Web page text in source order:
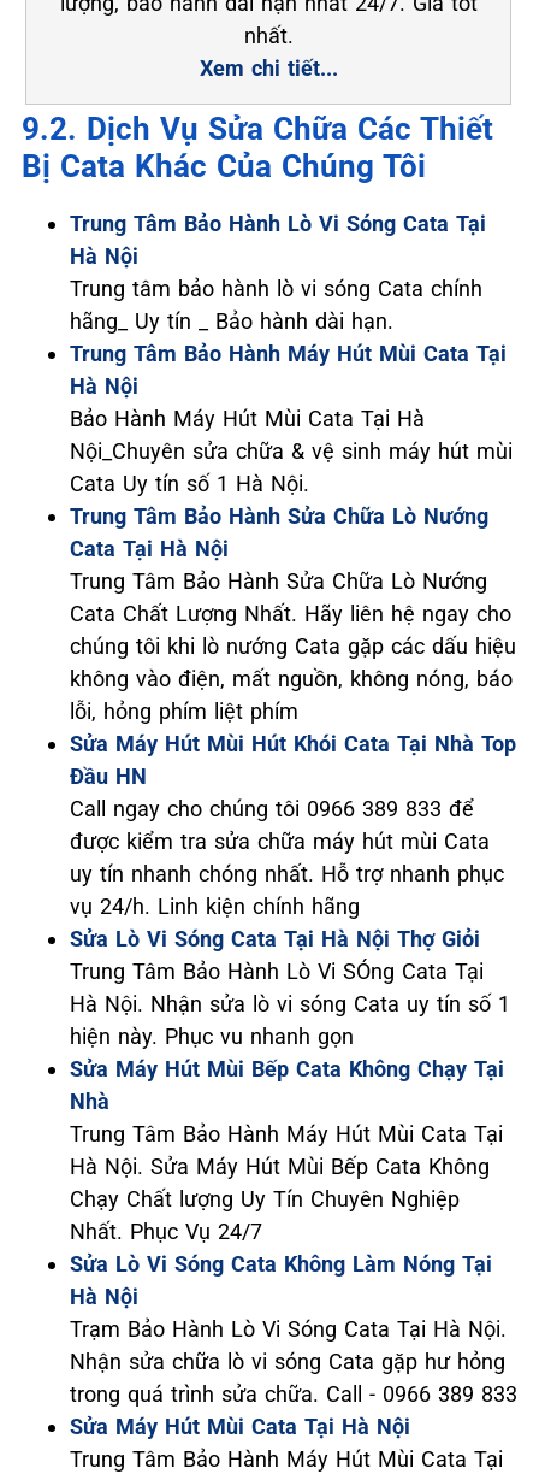
nhất.
Xem chi tiết...
9.2. Dịch Vụ Sửa Chữa Các Thiết
Bị Cata Khác Của Chúng Tôi
Trung Tâm Bảo Hành Lò Vi Sóng Cata Tại
Hà Nội
Trung tâm bảo hành lò vi sóng Cata chính
hãng_ Uy tín _ Bảo hành dài hạn.
Trung Tâm Bảo Hành Máy Hút Mùi Cata Tại
Hà Nội
Bảo Hành Máy Hút Mùi Cata Tại Hà
Nội_Chuyên sửa chữa & vệ sinh máy hút mùi
Cata Uy tín số 1 Hà Nội.
Trung Tâm Bảo Hành Sửa Chữa Lò Nướng
Cata Tại Hà Nội
Trung Tâm Bảo Hành Sửa Chữa Lò Nướng
Cata Chất Lượng Nhất. Hãy liên hệ ngay cho
chúng tôi khi lò nướng Cata gặp các dấu hiệu
không vào điện, mất nguồn, không nóng, báo
lỗi, hỏng phím liệt phím
Sửa Máy Hút Mùi Hút Khói Cata Tại Nhà Top
Đầu HN
Call ngay cho chúng tôi 0966 389 833 để
được kiểm tra sửa chữa máy hút mùi Cata
uy tín nhanh chóng nhất. Hỗ trợ nhanh phục
vụ 24/h. Linh kiện chính hãng
Sửa Lò Vi Sóng Cata Tại Hà Nội Thợ Giỏi
Trung Tâm Bảo Hành Lò Vi SÓng Cata Tại
Hà Nội. Nhận sửa lò vi sóng Cata uy tín số 1
hiện này. Phục vu nhanh gọn
Sửa Máy Hút Mùi Bếp Cata Không Chạy Tại
Nhà
Trung Tâm Bảo Hành Máy Hút Mùi Cata Tại
Hà Nội. Sửa Máy Hút Mùi Bếp Cata Không
Chạy Chất lượng Uy Tín Chuyên Nghiệp
Nhất. Phục Vụ 24/7
Sửa Lò Vi Sóng Cata Không Làm Nóng Tại
Hà Nội
Trạm Bảo Hành Lò Vi Sóng Cata Tại Hà Nội.
Nhận sửa chữa lò vi sóng Cata gặp hư hỏng
trong quá trình sửa chữa. Call - 0966 389 833
Sửa Máy Hút Mùi Cata Tại Hà Nội
Trung Tâm Bảo Hành Máy Hút Mùi Cata Tại